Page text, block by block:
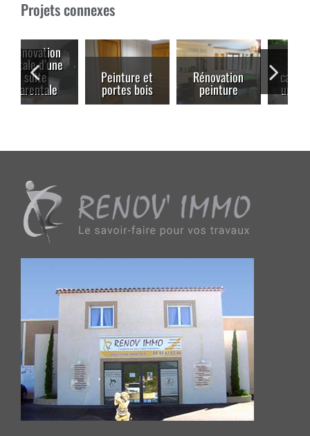
Projets connexes
Peinture et
portes bois
Rénovation
peinture
Pose de
carrelage sur
une terrasse